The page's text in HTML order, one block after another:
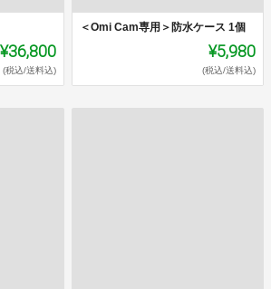
¥36,800
(税込/送料込)
＜Omi Cam専用＞防水ケース 1個
¥5,980
(税込/送料込)